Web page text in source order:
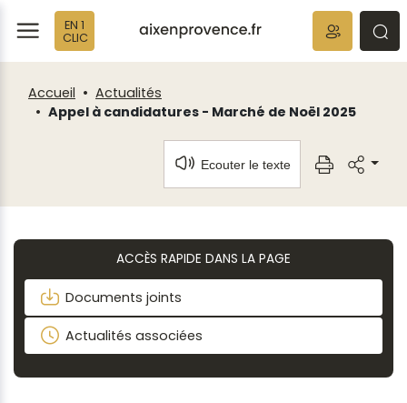
EN 1
CLIC
Accueil
Actualités
Appel à candidatures - Marché de Noël 2025
Ecouter le texte
ACCÈS RAPIDE DANS LA PAGE
Documents joints
Actualités associées
Fenêtre
de
chat
Panneau de gestion des cookies